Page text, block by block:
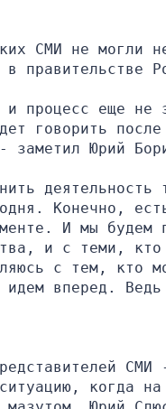
СМИ не могли
правительстве
процесс еще не
говорить
заметил Юрий
Конечно,
И мы будем
и с теми,
с тем, кто
вперед.
когда